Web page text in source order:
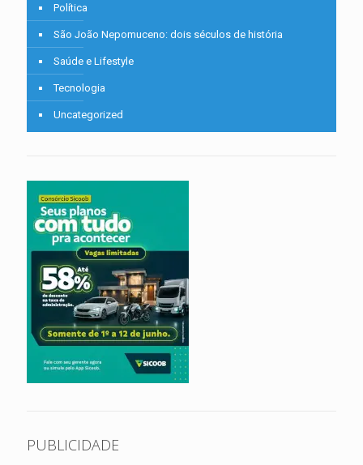
Política
São João Nepomuceno: dois séculos de história
Saúde e Lifestyle
Tecnologia
Uncategorized
PUBLICIDADE